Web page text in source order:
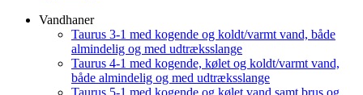
Vandhaner
Taurus 3-1 med kogende og koldt/varmt vand, både
almindelig og med udtræksslange
Taurus 4-1 med kogende, kølet og koldt/varmt vand,
både almindelig og med udtræksslange
Taurus 5-1 med kogende og kølet vand samt brus og